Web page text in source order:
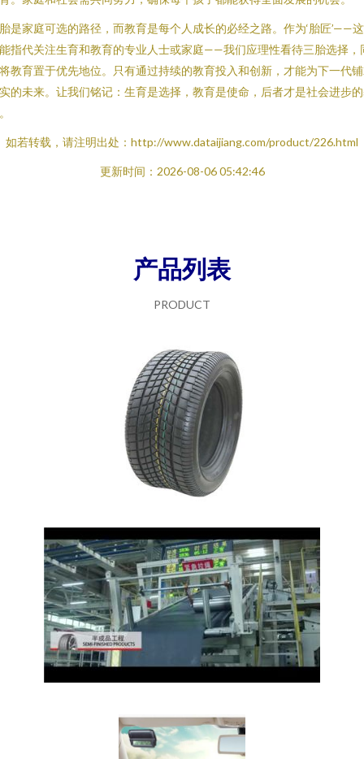
是家庭可选的路径，而教育是每个人成长的必经之路。作为‘胎匠’——
指代关注生育和教育的专业人士或家庭——我们应理性看待三胎选择，
教育置于优先地位。只有通过持续的教育投入和创新，才能为下一代
的未来。让我们铭记：生育是选择，教育是使命，后者才是社会进步
如若转载，请注明出处：http://www.dataijiang.com/product/226.html
更新时间：2026-08-06 05:42:46
产品列表
PRODUCT